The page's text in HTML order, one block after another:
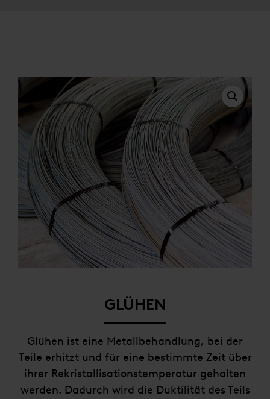
GLÜHEN
Glühen ist eine Metallbehandlung, bei der
Teile erhitzt und für eine bestimmte Zeit über
ihrer Rekristallisationstemperatur gehalten
werden. Dadurch wird die Duktilität des Teils